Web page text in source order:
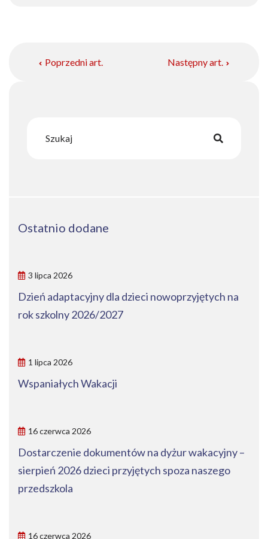
Poprzedni art. Następny art.
Ostatnio dodane
3 lipca 2026
Dzień adaptacyjny dla dzieci nowoprzyjętych na
rok szkolny 2026/2027
1 lipca 2026
Wspaniałych Wakacji
16 czerwca 2026
Dostarczenie dokumentów na dyżur wakacyjny –
sierpień 2026 dzieci przyjętych spoza naszego
przedszkola
16 czerwca 2026